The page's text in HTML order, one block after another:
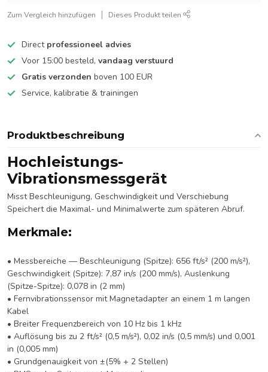
Zum Vergleich hinzufügen Dieses Produkt teilen
Direct professioneel advies
Voor 15:00 besteld, vandaag verstuurd
Gratis verzonden boven 100 EUR
Service, kalibratie & trainingen
Produktbeschreibung
Hochleistungs-
Vibrationsmessgerät
Misst Beschleunigung, Geschwindigkeit und Verschiebung
Speichert die Maximal- und Minimalwerte zum späteren Abruf.
Merkmale:
• Messbereiche — Beschleunigung (Spitze): 656 ft/s² (200 m/s²),
Geschwindigkeit (Spitze): 7,87 in/s (200 mm/s), Auslenkung
(Spitze-Spitze): 0,078 in (2 mm)
• Fernvibrationssensor mit Magnetadapter an einem 1 m langen
Kabel
• Breiter Frequenzbereich von 10 Hz bis 1 kHz
• Auflösung bis zu 2 ft/s² (0,5 m/s²), 0,02 in/s (0,5 mm/s) und 0,001
in (0,005 mm)
• Grundgenauigkeit von ±(5% + 2 Stellen)